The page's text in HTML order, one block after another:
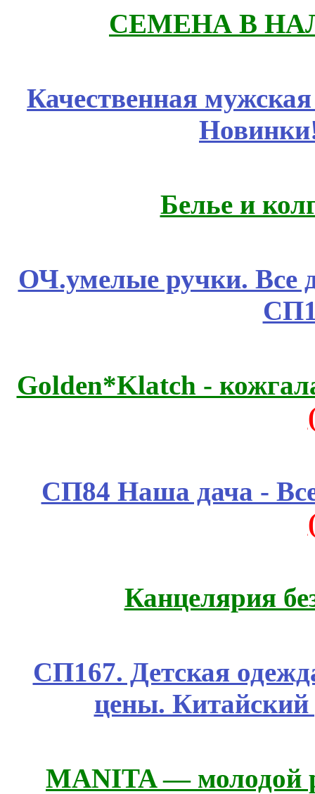
СЕМЕНА В
Качественная
Белье и
ОЧ.умелые ручки. Все
Golden*Klatch -
СП84 Наша дача -
Канцелярия
СП167. Детская
цены.
MANITA — молодой